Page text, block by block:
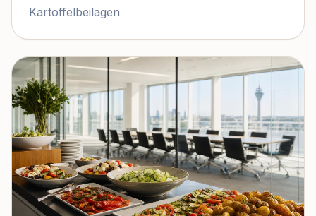
Kartoffelbeilagen